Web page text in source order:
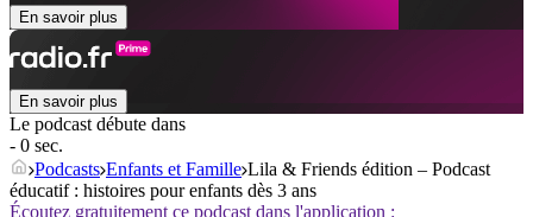
En savoir plus
En savoir plus
Le podcast débute dans
- 0 sec.
Podcasts Enfants et Famille Lila & Friends édition – Podcast
éducatif : histoires pour enfants dès 3 ans
Écoutez gratuitement ce podcast dans l'application :